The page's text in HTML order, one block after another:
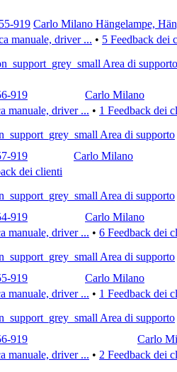
919 Carlo Milano Hängelampe,
manuale, driver ... • 5 Feedback dei
Area di supporto
919
Carlo Milano
manuale, driver ... • 1 Feedback dei
Area di supporto
919
Carlo Milano
dei clienti
Area di supporto
919
Carlo Milano
manuale, driver ... • 6 Feedback dei
Area di supporto
919
Carlo Milano
manuale, driver ... • 1 Feedback dei
Area di supporto
919
Carlo
manuale, driver ... • 2 Feedback dei